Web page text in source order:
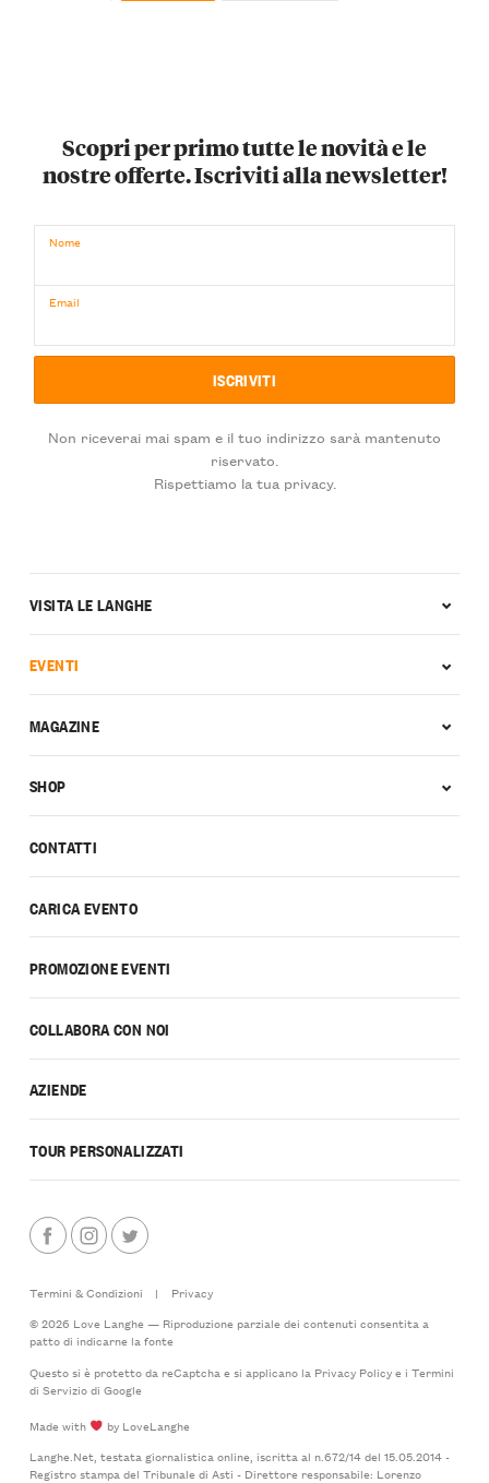
Scopri per primo tutte le novità e le
nostre offerte. Iscriviti alla newsletter!
Nome
Email
Non riceverai mai spam e il tuo indirizzo sarà mantenuto
riservato.
Rispettiamo la tua privacy.
CONTATTI
CARICA EVENTO
PROMOZIONE EVENTI
COLLABORA CON NOI
AZIENDE
TOUR PERSONALIZZATI
VISITA LE LANGHE
EVENTI
MAGAZINE
SHOP
Termini & Condizioni |
Privacy
© 2026 Love Langhe — Riproduzione parziale dei contenuti consentita a
patto di indicarne la fonte
Questo si è protetto da reCaptcha e si applicano la Privacy Policye i Termini
di Serviziodi Google
Made with
by LoveLanghe
Langhe.Net, testata giornalistica online, iscritta al n.672/14 del 15.05.2014 -
Registro stampa del Tribunale di Asti - Direttore responsabile: Lorenzo